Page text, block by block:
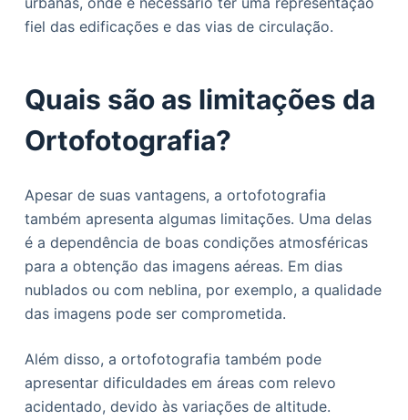
fiel das edificações e das vias de circulação.
Quais são as limitações da
Ortofotografia?
Apesar de suas vantagens, a ortofotografia
também apresenta algumas limitações. Uma delas
é a dependência de boas condições atmosféricas
para a obtenção das imagens aéreas. Em dias
nublados ou com neblina, por exemplo, a qualidade
das imagens pode ser comprometida.
Além disso, a ortofotografia também pode
apresentar dificuldades em áreas com relevo
acidentado, devido às variações de altitude.